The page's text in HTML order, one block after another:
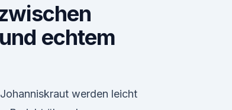
echtem
werden leicht